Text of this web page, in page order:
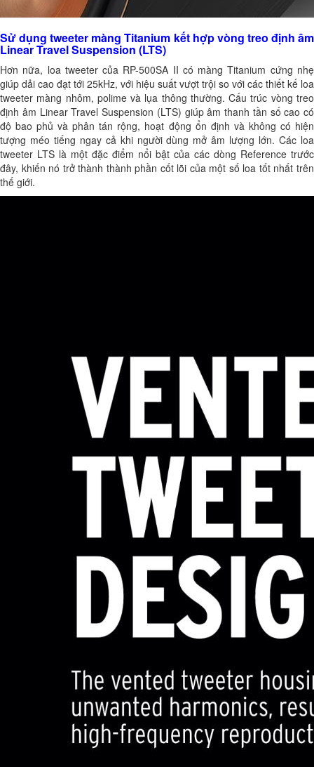
Sử dụng tweeter màng Titanium kết hợp vòng treo định âm
Linear Travel Suspension (LTS)
Hơn nữa, loa tweeter của RP-500SA II có màng Titanium cứng nhẹ
giúp dải cao đạt tới 25kHz, với hiệu suất vượt trội so với các thiết kế loa
tweeter màng nhôm, polime và lụa thông thường. Cấu trúc vòng treo
định âm Linear Travel Suspension (LTS) giúp âm thanh tần số cao có
độ bao phủ và phân tán rộng, hoạt động ổn định và không có hiện
tượng méo tiếng ngay cả khi người dùng mở âm lượng lớn. Các loa
tweeter LTS là một đặc điểm nổi bật của các dòng Reference trước
đây, khiến nó trở thành thành phần cốt lõi của một số loa tốt nhất trên
thế giới.